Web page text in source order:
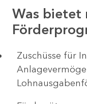
Was bietet
​​​​​​Zuschüsse für